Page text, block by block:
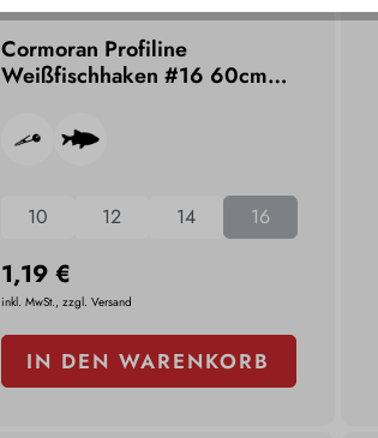
Cormoran Profiline
Weißfischhaken #16 60cm
10 12 14 16
1,19 €
inkl. MwSt., zzgl. Versand
IN DEN WARENKORB